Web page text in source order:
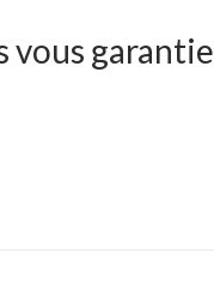
vous garantie